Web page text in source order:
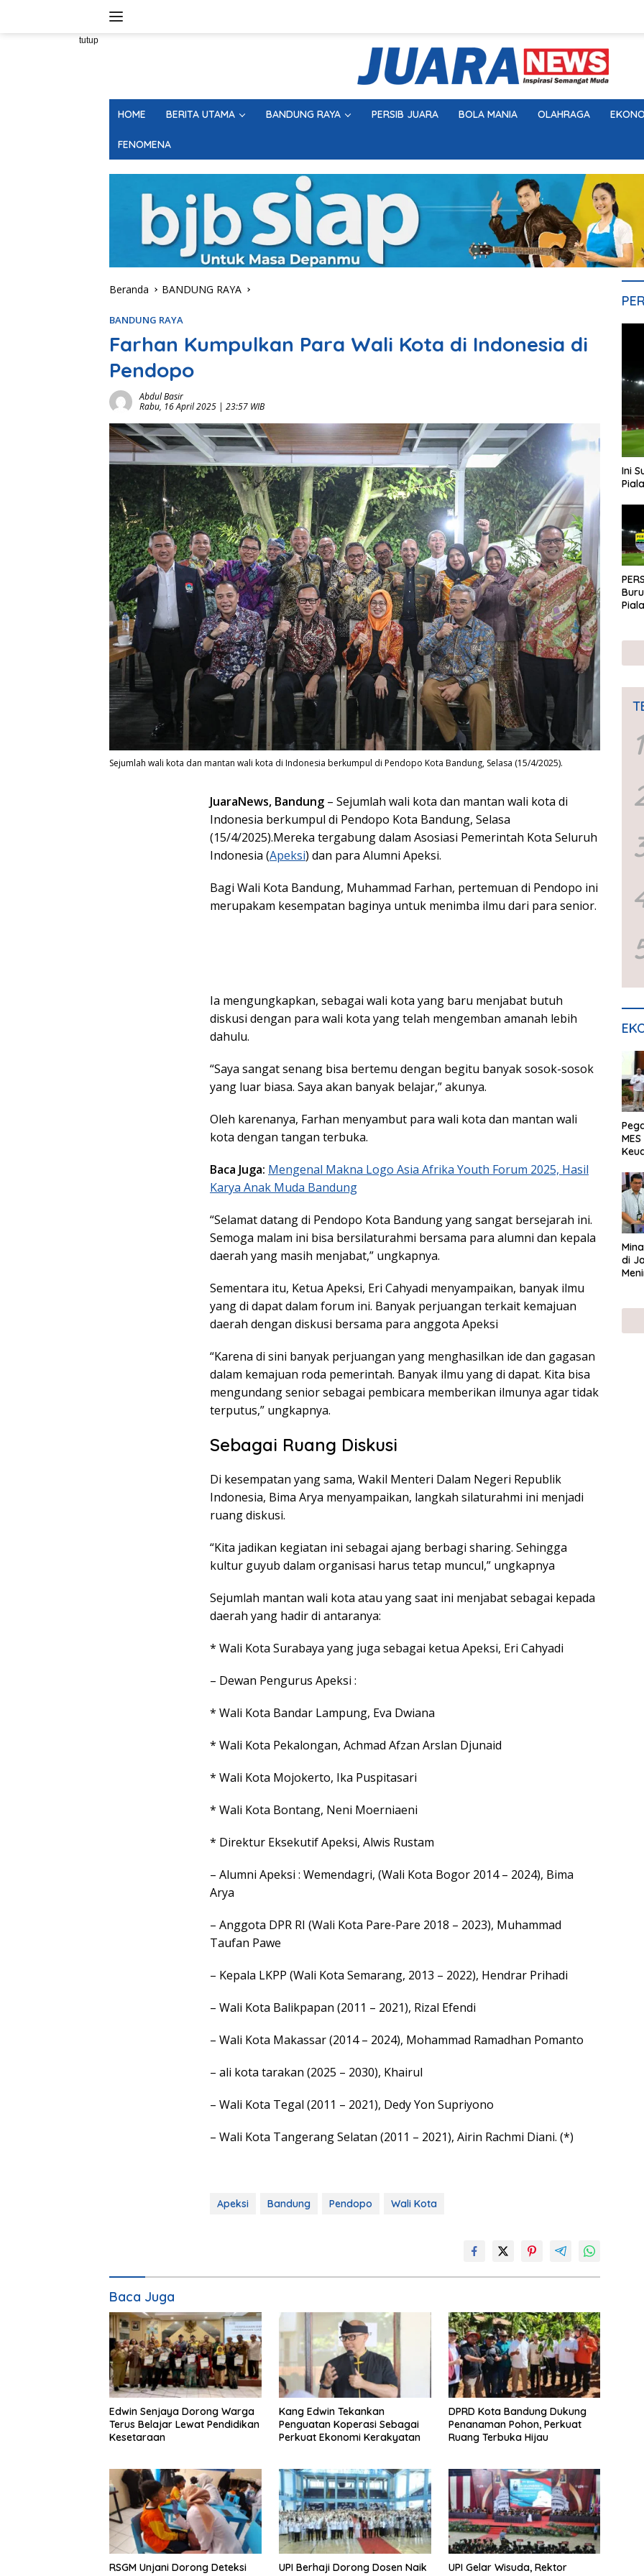
tutup
HOME BERITA UTAMA BANDUNG RAYA PERSIB JUARA BOLA MANIA OLAHRAGA
FENOMENA
Beranda BANDUNG RAYA
BANDUNG RAYA
Farhan Kumpulkan Para Wali Kota di Indonesia di
Pendopo
Abdul Basir
Rabu, 16 April 2025 | 23:57 WIB
Sejumlah wali kota dan mantan wali kota di Indonesia berkumpul di Pendopo Kota Bandung, Selasa (15/4/2025).
JuaraNews, Bandung – Sejumlah wali kota dan mantan wali kota di
Indonesia berkumpul di Pendopo Kota Bandung, Selasa
(15/4/2025).Mereka tergabung dalam Asosiasi Pemerintah Kota Seluruh
Indonesia (Apeksi) dan para Alumni Apeksi.
Bagi Wali Kota Bandung, Muhammad Farhan, pertemuan di Pendopo ini
merupakam kesempatan baginya untuk menimba ilmu dari para senior.
Ia mengungkapkan, sebagai wali kota yang baru menjabat butuh
diskusi dengan para wali kota yang telah mengemban amanah lebih
dahulu.
“Saya sangat senang bisa bertemu dengan begitu banyak sosok-sosok
yang luar biasa. Saya akan banyak belajar,” akunya.
Oleh karenanya, Farhan menyambut para wali kota dan mantan wali
kota dengan tangan terbuka.
Baca Juga: Mengenal Makna Logo Asia Afrika Youth Forum 2025, Hasil
Karya Anak Muda Bandung
“Selamat datang di Pendopo Kota Bandung yang sangat bersejarah ini.
Semoga malam ini bisa bersilaturahmi bersama para alumni dan kepala
daerah yang masih menjabat,” ungkapnya.
Sementara itu, Ketua Apeksi, Eri Cahyadi menyampaikan, banyak ilmu
yang di dapat dalam forum ini. Banyak perjuangan terkait kemajuan
daerah dengan diskusi bersama para anggota Apeksi
“Karena di sini banyak perjuangan yang menghasilkan ide dan gagasan
dalam kemajuan roda pemerintah. Banyak ilmu yang di dapat. Kita bisa
mengundang senior sebagai pembicara memberikan ilmunya agar tidak
terputus,” ungkapnya.
Sebagai Ruang Diskusi
Di kesempatan yang sama, Wakil Menteri Dalam Negeri Republik
Indonesia, Bima Arya menyampaikan, langkah silaturahmi ini menjadi
ruang diskusi.
“Kita jadikan kegiatan ini sebagai ajang berbagi sharing. Sehingga
kultur guyub dalam organisasi harus tetap muncul,” ungkapnya
Sejumlah mantan wali kota atau yang saat ini menjabat sebagai kepada
daerah yang hadir di antaranya:
* Wali Kota Surabaya yang juga sebagai ketua Apeksi, Eri Cahyadi
– Dewan Pengurus Apeksi :
* Wali Kota Bandar Lampung, Eva Dwiana
* Wali Kota Pekalongan, Achmad Afzan Arslan Djunaid
* Wali Kota Mojokerto, Ika Puspitasari
* Wali Kota Bontang, Neni Moerniaeni
* Direktur Eksekutif Apeksi, Alwis Rustam
– Alumni Apeksi : Wemendagri, (Wali Kota Bogor 2014 – 2024), Bima
Arya
– Anggota DPR RI (Wali Kota Pare-Pare 2018 – 2023), Muhammad
Taufan Pawe
– Kepala LKPP (Wali Kota Semarang, 2013 – 2022), Hendrar Prihadi
– Wali Kota Balikpapan (2011 – 2021), Rizal Efendi
– Wali Kota Makassar (2014 – 2024), Mohammad Ramadhan Pomanto
– ali kota tarakan (2025 – 2030), Khairul
– Wali Kota Tegal (2011 – 2021), Dedy Yon Supriyono
– Wali Kota Tangerang Selatan (2011 – 2021), Airin Rachmi Diani. (*)
Apeksi Bandung Pendopo Wali Kota
Baca Juga
Edwin Senjaya Dorong Warga
Terus Belajar Lewat Pendidikan
Kesetaraan
Kang Edwin Tekankan
Penguatan Koperasi Sebagai
Perkuat Ekonomi Kerakyatan
DPRD Kota Bandung Dukung
Penanaman Pohon, Perkuat
Ruang Terbuka Hijau
RSGM Unjani Dorong Deteksi
UPI Berhaji Dorong Dosen Naik
UPI Gelar Wisuda, Rektor
Ini
1
di